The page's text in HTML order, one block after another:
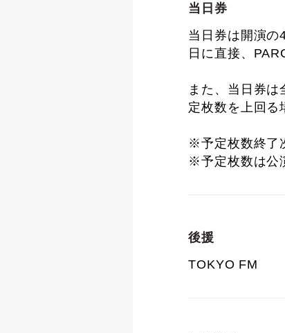
当日券
当日券は開演の
日に直接、
また、当日券
定枚数を上回る
※予定枚数終了
※予定枚数は公
後援
TOKYO FM